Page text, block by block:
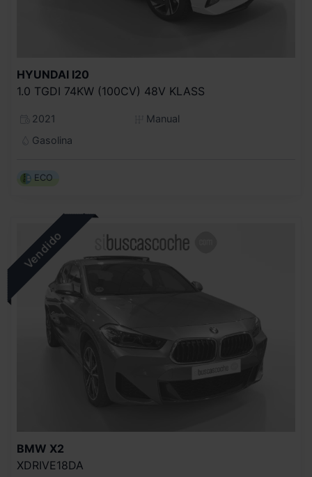
HYUNDAI I20
1.0 TGDI 74KW (100CV) 48V KLASS
2021
Manual
Gasolina
ECO
BMW X2
XDRIVE18DA